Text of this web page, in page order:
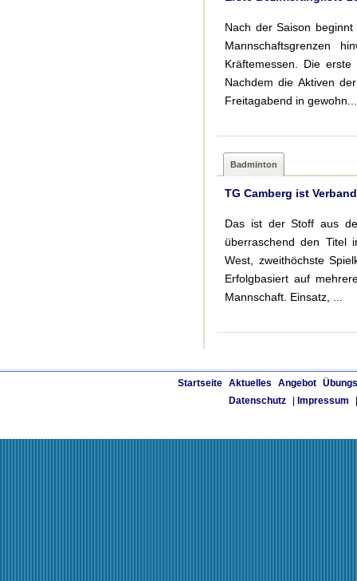
Nach der Saison
Mannschaftsgrenzen
Kräftemessen. Die
Nachdem die Aktiven
Freitagabend in gewohn...
Badminton
TG Camberg ist
Das ist der Stoff aus
überraschend den Titel
West, zweithöchste
Erfolgbasiert auf
Mannschaft. Einsatz, ...
Startseite Aktuelles Angebot
Datenschutz
Impressum